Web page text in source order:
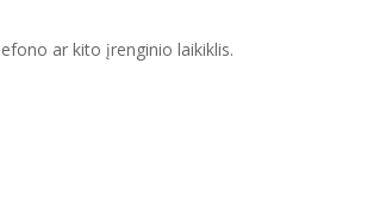
ar kito įrenginio laikiklis.